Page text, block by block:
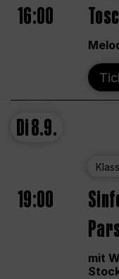
16:00
Di8.9.
19:00
mit